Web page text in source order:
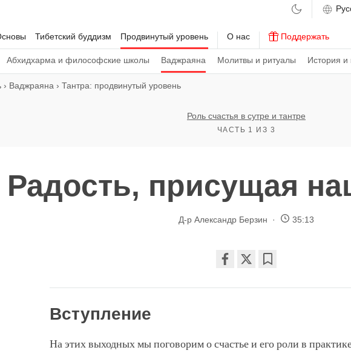
Тибетский буддизм Продвинутый уровень
Абхидхарма и философские школы Ваджраяна Молитвы и ритуалы История и
О нас Поддержать
› Ваджраяна › Тантра: продвинутый уровень
Роль счастья в сутре и тантре
ЧАСТЬ 1 ИЗ 3
Радость, присущая
Д-р Александр Берзин 35:13
on
Вступление
На этих выходных мы поговорим о счастье и его роли в